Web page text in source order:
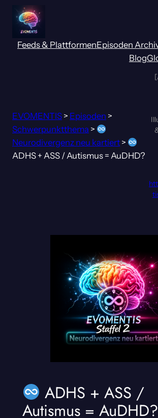
Zum
Inhalt
springen
Feeds & PlattformenEpisoden
Blog
EVOMENTIS > Episoden >
Schwerpunktthema >
Neurodivergenz neu kartiert >
ADHS + ASS / Autismus = AuDHD?
ADHS + ASS /
Autismus = AuDHD?